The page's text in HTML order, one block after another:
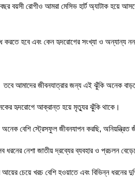
বয়সী রোগীও আমরা মেসিভ হার্ট অ্যাটাক
করতে হবে এবং কেন হৃদরোগের সংখ্যা ও অন্যান্য
আমাদের জীবনযাত্রার জন্য এই ঝুঁকি অনেক
হৃদরোগে আক্রান্ত হয়ে মৃত্যুর ঝুঁকি থাকে।
বেশি স্ট্রেসফুল জীবনযাপন করছি, অনিয়ন্ত্রিত
নেশা জাতীয় দ্রব্যের ব্যবহার ও প্রচলন
চেয়ে খরচ বেশি হওয়াতে এবং বিভিন্ন ধরনের